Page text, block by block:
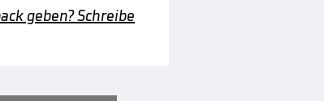
geben? Schreibe